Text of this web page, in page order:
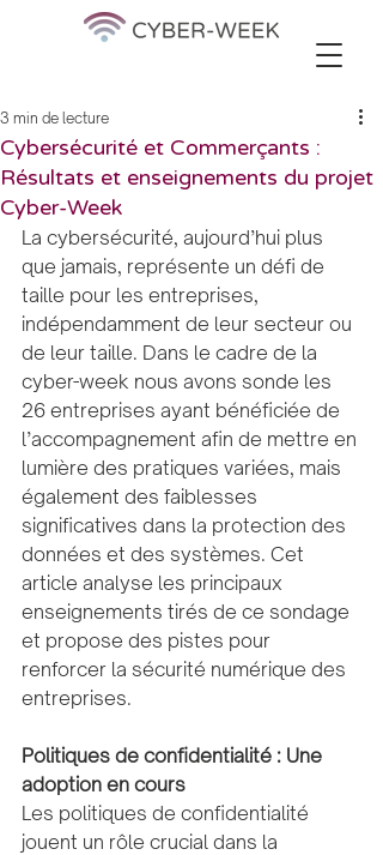
Cybersécurité et Commerçants :
Résultats et enseignements du projet
Cyber-Week
3 min de lecture
La cybersécurité, aujourd’hui plus
que jamais, représente un défi de
taille pour les entreprises,
indépendamment de leur secteur ou
de leur taille. Dans le cadre de la
cyber-week nous avons sonde les
26 entreprises ayant bénéficiée de
l’accompagnement afin de mettre en
lumière des pratiques variées, mais
également des faiblesses
significatives dans la protection des
données et des systèmes. Cet
article analyse les principaux
enseignements tirés de ce sondage
et propose des pistes pour
renforcer la sécurité numérique des
entreprises.
Politiques de confidentialité : Une
adoption en cours
Les politiques de confidentialité
jouent un rôle crucial dans la